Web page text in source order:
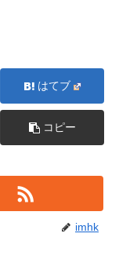
はてブ
コピー
imhk